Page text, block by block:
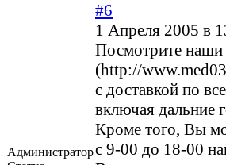
Администратор
#6
1 Апреля 2005 в
Посмотрите наши
(http://
с доставкой по
включая дальние
Кроме того, Вы
с 9-00 до 18-00